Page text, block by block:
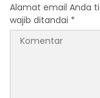
Alamat email Anda
wajib ditandai *